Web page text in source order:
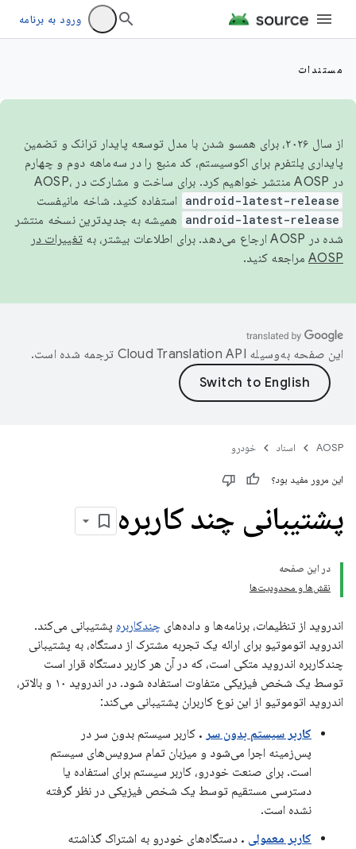
ورود به برنامه
مستندات
از سال ۲۰۲۶، برای همسو شدن با مدل توسعه پایدار ترانک و تضمین
پایداری پلتفرم برای اکوسیستم، کد منبع را در سه‌ماهه دوم و چهارم
در AOSP منتشر خواهیم کرد. برای ساخت و مشارکت در AOSP،
android-latest-release استفاده کنید. شاخه مانیفست
android-latest-release
همیشه به جدیدترین نسخه منتشر
شده در AOSP ارجاع می‌دهد. برای اطلاعات بیشتر، به
تغییرات در
AOSP مراجعه کنید.
این صفحه به‌وسیله ترجمه شده است.
AOSP اسناد خودرو
این مرور مفید بود؟
پشتیبانی چند کاربره
در این صفحه
نقش‌ها و محدودیت‌ها
اندروید از تنظیمات، برنامه‌ها و داده‌های چندکاربره پشتیبانی می‌کند.
اندروید اتوموتیو برای ارائه یک تجربه مشترک از دستگاه، به پشتیبانی
چندکاربره اندروید متکی است، که در آن هر کاربر دستگاه قرار است
توسط یک شخص فیزیکی متفاوت استفاده شود. در اندروید ۱۰ و بالاتر،
اندروید اتوموتیو از این نوع کاربران پشتیبانی می‌کند:
کاربر سیستم بدون سر . کاربر سیستم بدون سر در
پس‌زمینه اجرا می‌شود و میزبان تمام سرویس‌های سیستم
است. برای صنعت خودرو، کاربر سیستم برای استفاده یا
دسترسی مستقیم توسط یک شخص فیزیکی در نظر گرفته
نشده است.
کاربر معمولی . دستگاه‌های خودرو به اشتراک گذاشته